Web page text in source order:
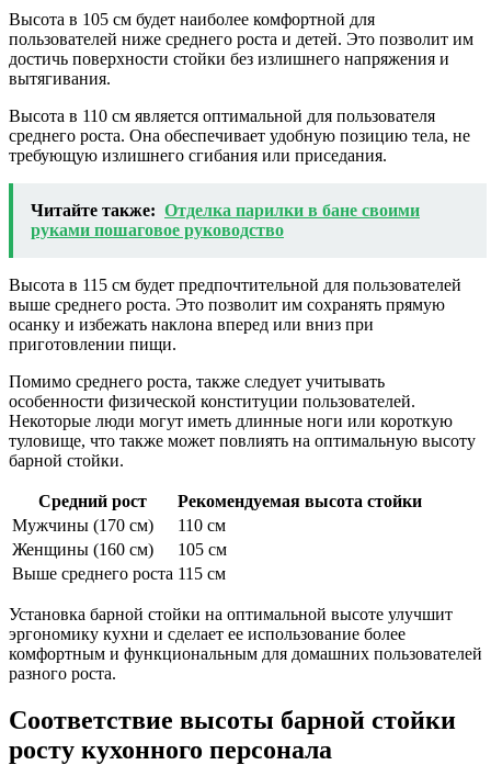
Высота в 105 см будет наиболее комфортной для
пользователей ниже среднего роста и детей. Это позволит им
достичь поверхности стойки без излишнего напряжения и
вытягивания.
Высота в 110 см является оптимальной для пользователя
среднего роста. Она обеспечивает удобную позицию тела, не
требующую излишнего сгибания или приседания.
Читайте также: Отделка парилки в бане своими
руками пошаговое руководство
Высота в 115 см будет предпочтительной для пользователей
выше среднего роста. Это позволит им сохранять прямую
осанку и избежать наклона вперед или вниз при
приготовлении пищи.
Помимо среднего роста, также следует учитывать
особенности физической конституции пользователей.
Некоторые люди могут иметь длинные ноги или короткую
туловище, что также может повлиять на оптимальную высоту
барной стойки.
Средний рост
Рекомендуемая высота стойки
Мужчины (170 см)
110 см
Женщины (160 см)
105 см
Выше среднего роста 115 см
Установка барной стойки на оптимальной высоте улучшит
эргономику кухни и сделает ее использование более
комфортным и функциональным для домашних пользователей
разного роста.
Соответствие высоты барной стойки
росту кухонного персонала